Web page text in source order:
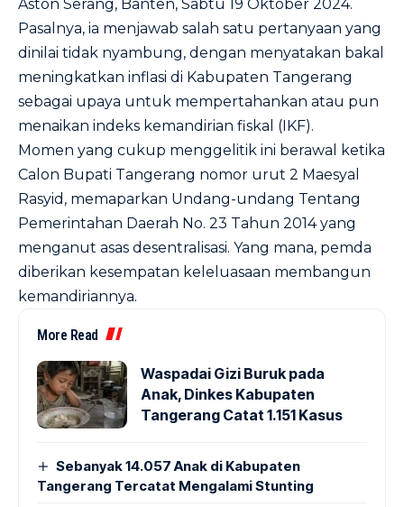
Aston Serang, Banten, Sabtu 19 Oktober 2024.
Pasalnya, ia menjawab salah satu pertanyaan yang
dinilai tidak nyambung, dengan menyatakan bakal
meningkatkan inflasi di Kabupaten Tangerang
sebagai upaya untuk mempertahankan atau pun
menaikan indeks kemandirian fiskal (IKF).
Momen yang cukup menggelitik ini berawal ketika
Calon Bupati Tangerang nomor urut 2 Maesyal
Rasyid, memaparkan Undang-undang Tentang
Pemerintahan Daerah No. 23 Tahun 2014 yang
menganut asas desentralisasi. Yang mana, pemda
diberikan kesempatan keleluasaan membangun
kemandiriannya.
More Read
Waspadai Gizi Buruk pada
Anak, Dinkes Kabupaten
Tangerang Catat 1.151 Kasus
Sebanyak 14.057 Anak di Kabupaten
Tangerang Tercatat Mengalami Stunting